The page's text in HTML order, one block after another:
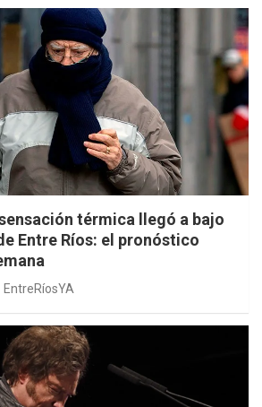
térmica llegó a bajo
Entre Ríos: el pronóstico
EntreRíosYA